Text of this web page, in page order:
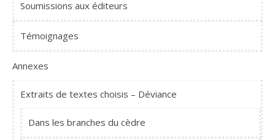
Soumissions aux éditeurs
Témoignages
Annexes
Extraits de textes choisis – Déviance
Dans les branches du cèdre